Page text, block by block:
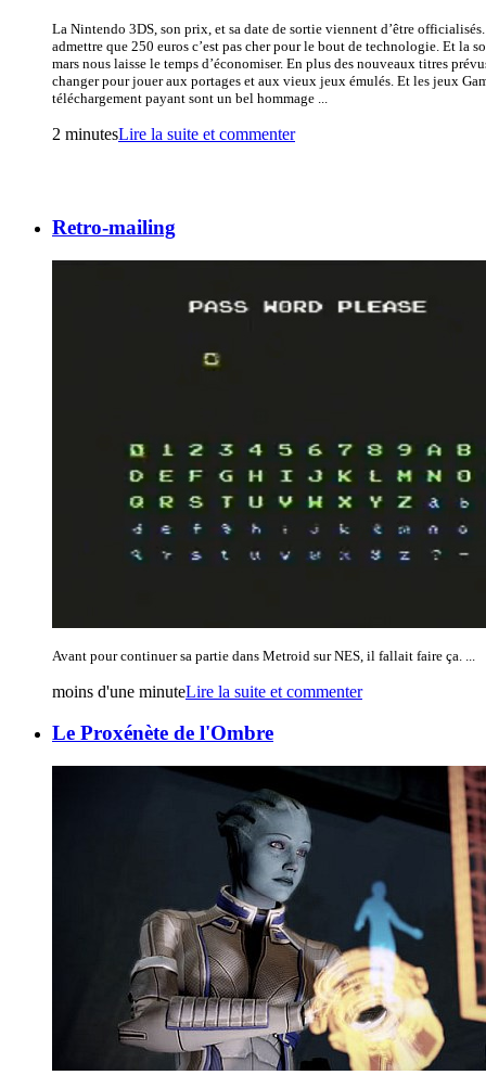
La Nintendo 3DS, son prix, et sa date de sortie viennent d’être
admettre que 250 euros c’est pas cher pour le bout de technologie. Et la
mars nous laisse le temps d’économiser. En plus des nouveaux titres
changer pour jouer aux portages et aux vieux jeux émulés. Et les jeux
téléchargement payant sont un bel hommage ...
2 minutesLire la suite et commenter
Retro-mailing
Avant pour continuer sa partie dans Metroid sur NES, il fallait faire ça. ...
moins d'une minuteLire la suite et commenter
Le Proxénète de l'Ombre